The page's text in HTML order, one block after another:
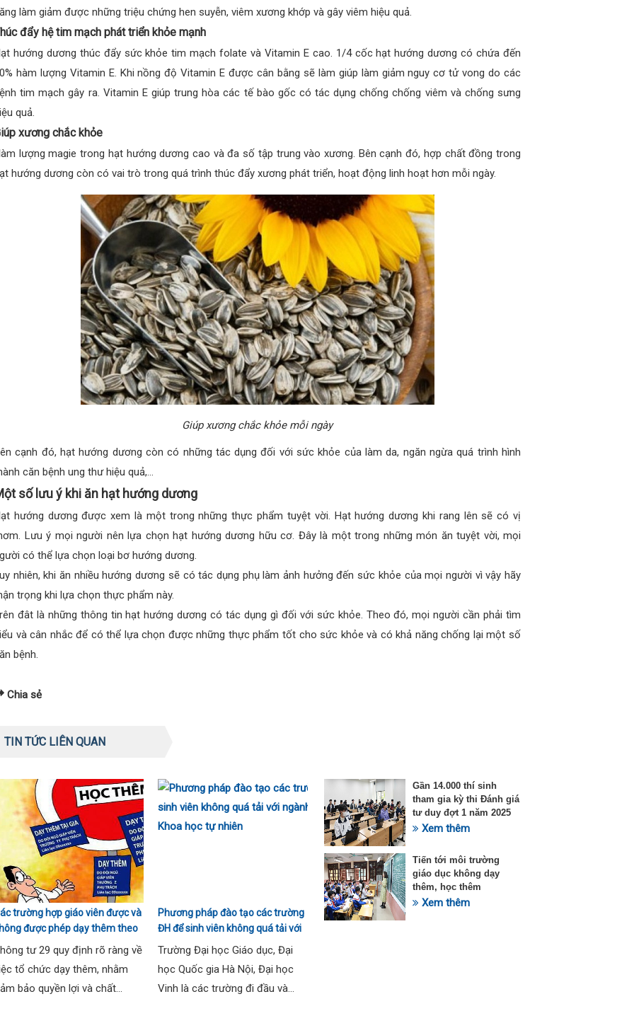
làm giảm được những triệu chứng hen suyễn, viêm xương khớp và gây viêm hiệu quả.
đẩy hệ tim mạch phát triển khỏe mạnh
hướng dương thúc đẩy sức khỏe tim mạch folate và Vitamin E cao. 1/4 cốc hạt hướng dương có chứa đến
hàm lượng Vitamin E. Khi nồng độ Vitamin E được cân bằng sẽ làm giúp làm giảm nguy cơ tử vong do các
tim mạch gây ra. Vitamin E giúp trung hòa các tế bào gốc có tác dụng chống chống viêm và chống sưng
quả.
xương chắc khỏe
lượng magie trong hạt hướng dương cao và đa số tập trung vào xương. Bên cạnh đó, hợp chất đồng trong
hướng dương còn có vai trò trong quá trình thúc đẩy xương phát triển, hoạt động linh hoạt hơn mỗi ngày.
Giúp xương chắc khỏe mỗi ngày
cạnh đó, hạt hướng dương còn có những tác dụng đối với sức khỏe của làm da, ngăn ngừa quá trình hình
căn bệnh ung thư hiệu quả,…
số lưu ý khi ăn hạt hướng dương
hướng dương được xem là một trong những thực phẩm tuyệt vời. Hạt hướng dương khi rang lên sẽ có vị
Lưu ý mọi người nên lựa chọn hạt hướng dương hữu cơ. Đây là một trong những món ăn tuyệt vời, mọi
có thể lựa chọn loại bơ hướng dương.
nhiên, khi ăn nhiều hướng dương sẽ có tác dụng phụ làm ảnh hưởng đến sức khỏe của mọi người vì vậy hãy
trọng khi lựa chọn thực phẩm này.
đât là những thông tin hạt hướng dương có tác dụng gì đối với sức khỏe. Theo đó, mọi người cần phải tìm
và cân nhắc để có thể lựa chọn được những thực phẩm tốt cho sức khỏe và có khả năng chống lại một số
bệnh.
Chia sẻ
TIN TỨC LIÊN QUAN
trường hợp giáo viên được và
được phép dạy thêm theo
tư 29
tư 29 quy định rõ ràng về
tổ chức dạy thêm, nhằm
bảo quyền lợi và chất...
Phương pháp đào tạo các trường
ĐH để sinh viên không quá tải với
ngành Sư phạm Khoa học tự
Trường Đại học Giáo dục, Đại
học Quốc gia Hà Nội, Đại học
Vinh là các trường đi đầu và...
Gần 14.000 thí sinh
tham gia kỳ thi Đánh giá
tư duy đợt 1 năm 2025
Xem thêm
Tiến tới môi trường
giáo dục không dạy
thêm, học thêm
Xem thêm